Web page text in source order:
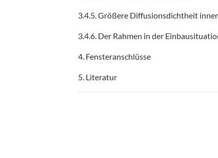
3.4.5. Größere Diffusionsdichtheit
3.4.6. Der Rahmen in der
4. Fensteranschlüsse
5. Literatur